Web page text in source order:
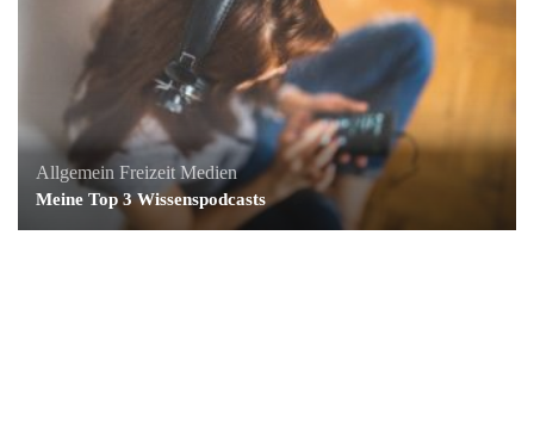
Allgemein Freizeit Medien
Meine Top 3 Wissenspodcasts